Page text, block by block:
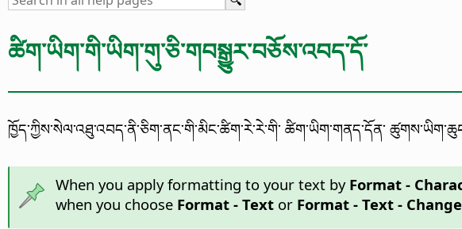
ཚིག་ཡིག་གི་ཡིག་གུ་ཅི་གབསྒྱུར་བཅོས་འབད་དོ་
ཁྱོད་ཀྱིས་སེལ་འཐུ་འབད་ནི་ཅིག་ནང་གི་མིང་ཚིག་རེ་རེ་གི་ ཚིག་ཡིག་གནད་དོན་
When you apply formatting to your text by Format -
when you choose Format - Textor Format - Text -